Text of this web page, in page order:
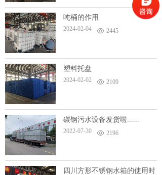
吨桶的作用
2024-02-04 2445
塑料托盘
2024-02-02 2109
碳钢污水设备发货啦......
2022-07-30 2196
四川方形不锈钢水箱的使用时